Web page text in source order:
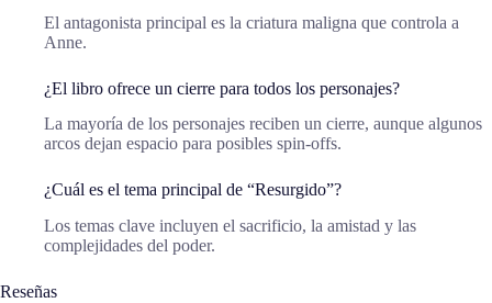
El antagonista principal es la criatura maligna que controla a
Anne.
¿El libro ofrece un cierre para todos los personajes?
La mayoría de los personajes reciben un cierre, aunque algunos
arcos dejan espacio para posibles spin-offs.
¿Cuál es el tema principal de “Resurgido”?
Los temas clave incluyen el sacrificio, la amistad y las
complejidades del poder.
Reseñas